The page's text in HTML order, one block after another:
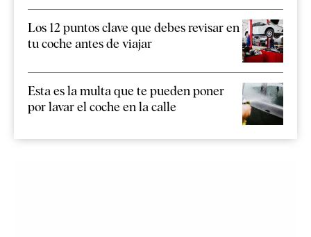
Los 12 puntos clave que debes revisar en
tu coche antes de viajar
Esta es la multa que te pueden poner
por lavar el coche en la calle